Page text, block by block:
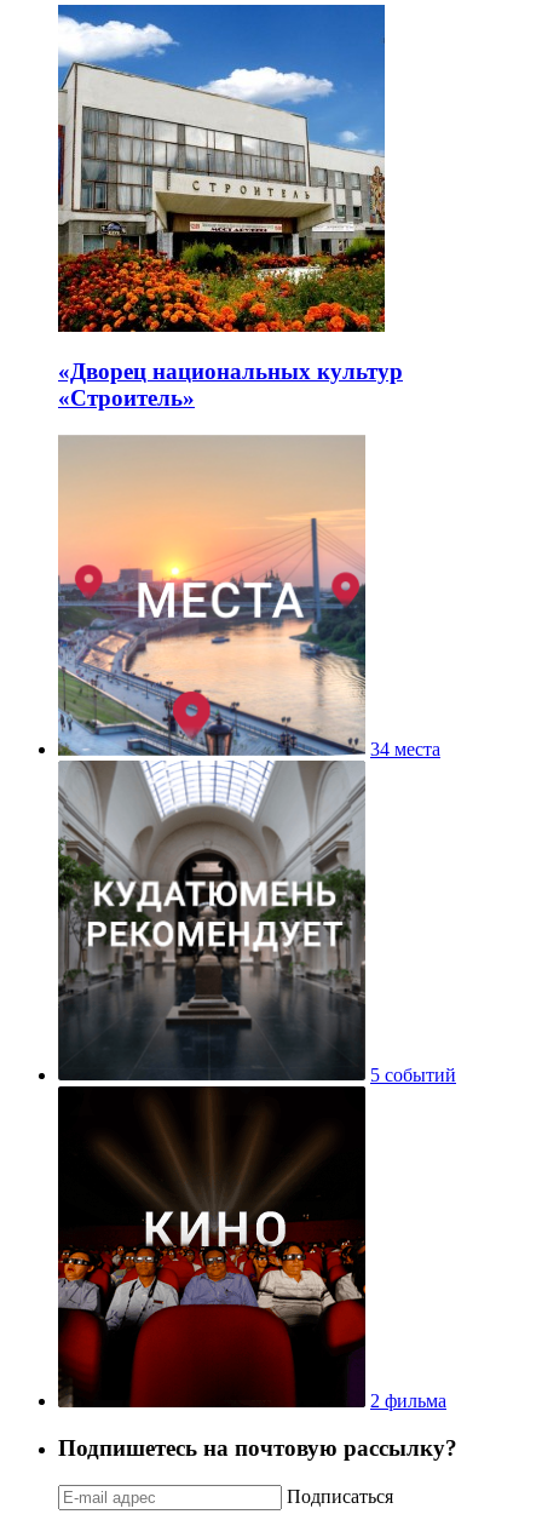
«Дворец национальных культур
«Строитель»
34 места
5 событий
2 фильма
Подпишетесь на почтовую рассылку?
Подписаться